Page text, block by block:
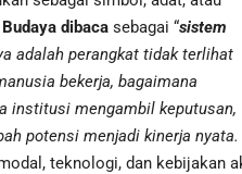
Budaya dibaca sebagai “sistem
adalah perangkat tidak terlihat
bekerja, bagaimana
institusi mengambil keputusan,
potensi menjadi kinerja nyata.
teknologi, dan kebijakan